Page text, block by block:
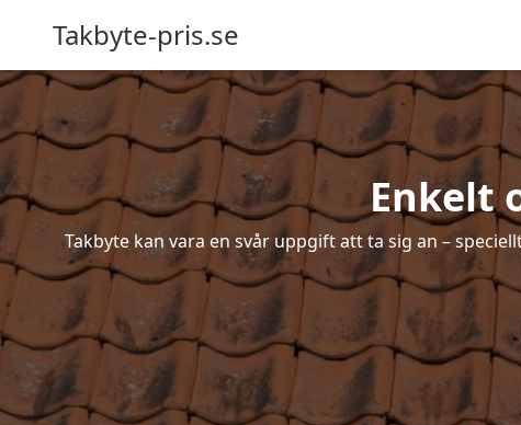
Takbyte-pris.se
Enkelt
Takbyte kan vara en svår uppgift att ta sig an –